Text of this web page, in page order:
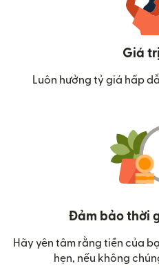
Giá
Luôn hưởng tỷ giá hấp
Đảm bảo thời
Hãy yên tâm rằng tiền của
hẹn, nếu không